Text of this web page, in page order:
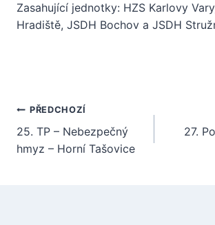
Zasahující jednotky: HZS Karlovy
Hradiště, JSDH Bochov a JSDH
Navigace
pro
příspěvek
PŘEDCHOZÍ
25. TP – Nebezpečný
hmyz – Horní Tašovice
27.